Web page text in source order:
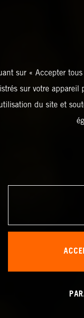
sur « Accepter
sur votre appareil
du site et